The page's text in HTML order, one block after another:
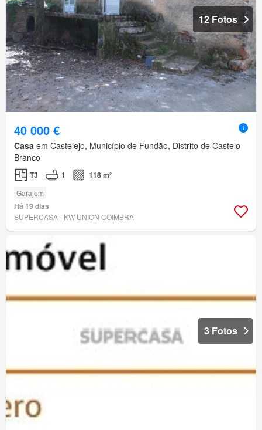
12 Fotos
40 000 €
Casa em Castelejo, Município de Fundão, Distrito de Castelo
Branco
T3 1 118 m²
Garajem
Há 19 dias
SUPERCASA - KW UNION COIMBRA
3 Fotos